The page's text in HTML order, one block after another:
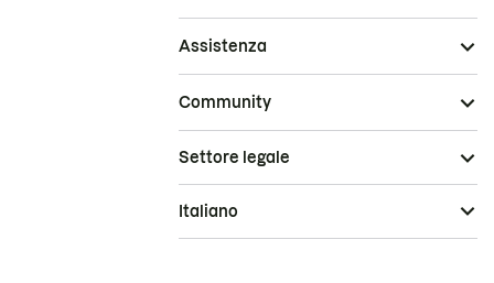
Assistenza
Community
Settore legale
Italiano